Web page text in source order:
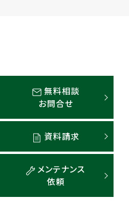
無料相談
お問合せ
資料請求
メンテナンス
依頼